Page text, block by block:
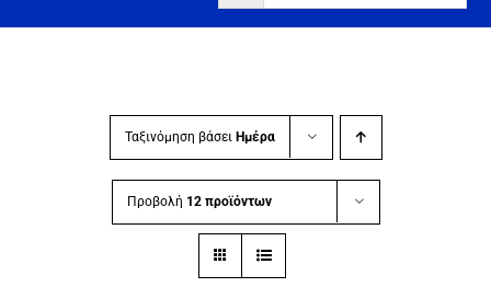
Σπίτι/Κήπος/Αγροτικά
Αντλίες/Πιεστικά
Γεννήτριες/Συγκόλληση
Ταξινόμηση βάσει Ημέρα
Προβολή 12 προϊόντων